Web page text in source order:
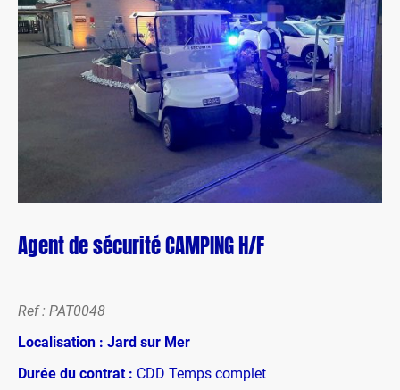
Agent de sécurité CAMPING H/F
Ref : PAT0048
Localisation : Jard sur Mer
Durée du contrat : CDD Temps complet